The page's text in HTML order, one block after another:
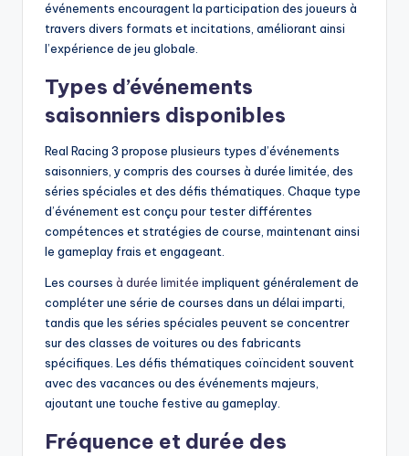
événements encouragent la participation des joueurs à
travers divers formats et incitations, améliorant ainsi
l’expérience de jeu globale.
Types d’événements
saisonniers disponibles
Real Racing 3 propose plusieurs types d’événements
saisonniers, y compris des courses à durée limitée, des
séries spéciales et des défis thématiques. Chaque type
d’événement est conçu pour tester différentes
compétences et stratégies de course, maintenant ainsi
le gameplay frais et engageant.
Les courses à durée limitée impliquent généralement de
compléter une série de courses dans un délai imparti,
tandis que les séries spéciales peuvent se concentrer
sur des classes de voitures ou des fabricants
spécifiques. Les défis thématiques coïncident souvent
avec des vacances ou des événements majeurs,
ajoutant une touche festive au gameplay.
Fréquence et durée des